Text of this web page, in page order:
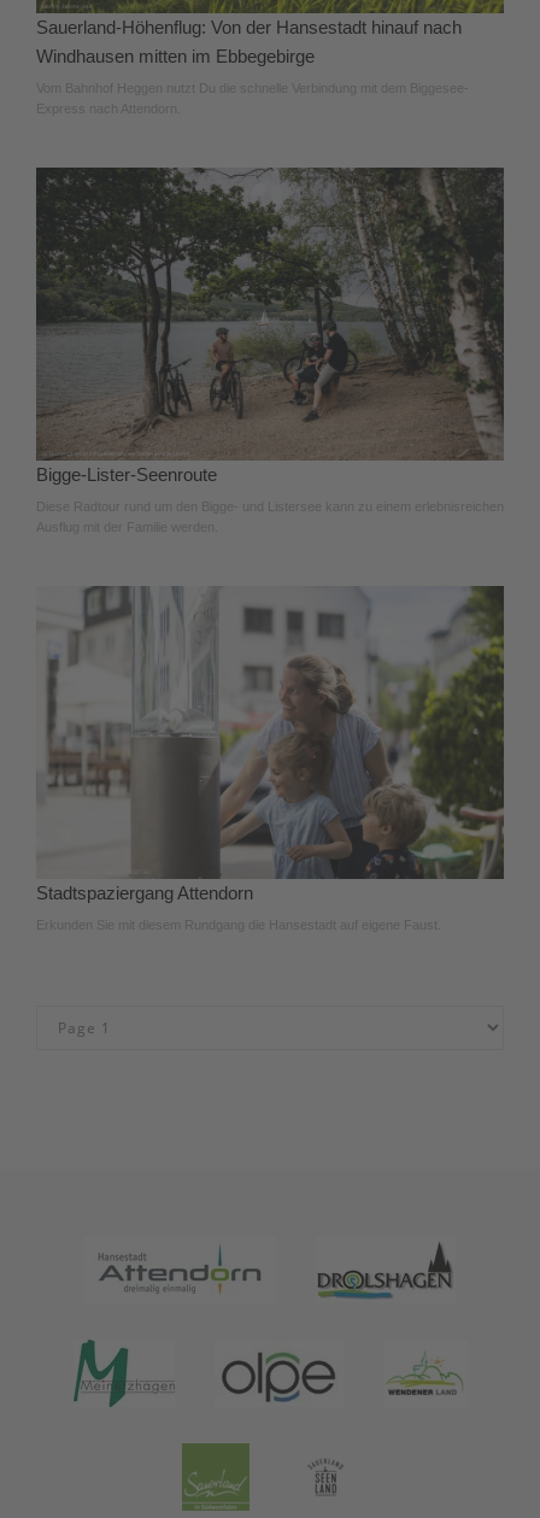
Sauerland-Höhenflug: Von der Hansestadt hinauf nach
Windhausen mitten im Ebbegebirge
Vom Bahnhof Heggen nutzt Du die schnelle Verbindung mit dem Biggesee-
Express nach Attendorn.
Bigge-Lister-Seenroute
Diese Radtour rund um den Bigge- und Listersee kann zu einem erlebnisreichen
Ausflug mit der Familie werden.
Stadtspaziergang Attendorn
Erkunden Sie mit diesem Rundgang die Hansestadt auf eigene Faust.